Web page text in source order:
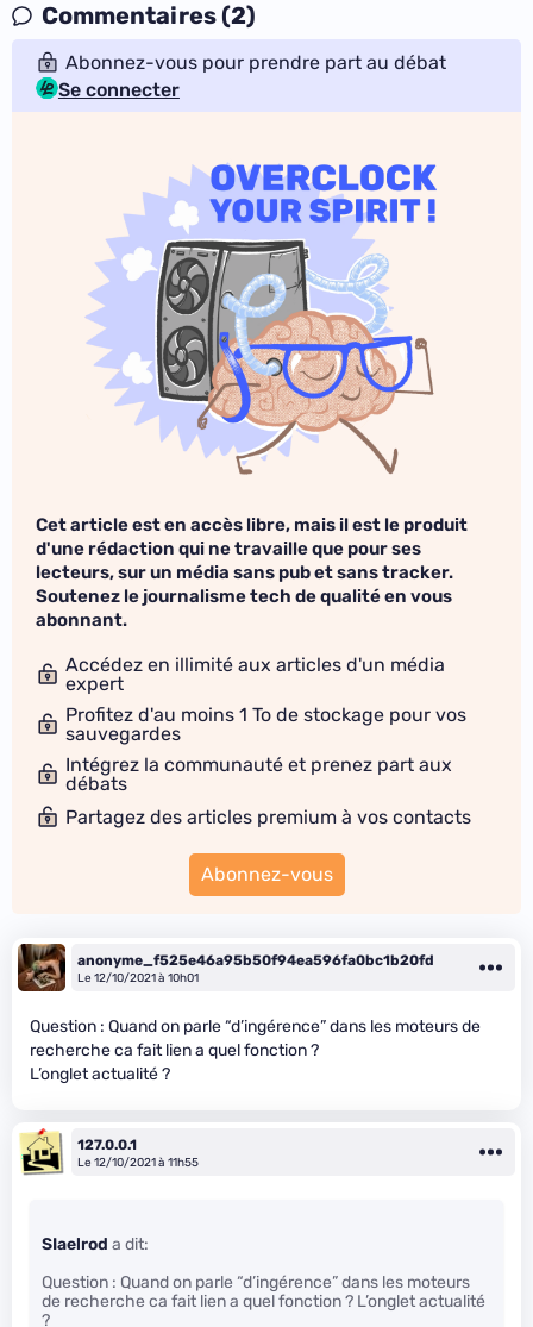
Commentaires (2)
Abonnez-vous pour prendre part au débat
Se connecter
Cet article est en accès libre, mais il est le produit
d'une rédaction qui ne travaille que pour ses
lecteurs, sur un média sans pub et sans tracker.
Soutenez le journalisme tech de qualité en vous
abonnant.
Accédez en illimité aux articles d'un média
expert
Profitez d'au moins 1 To de stockage pour vos
sauvegardes
Intégrez la communauté et prenez part aux
débats
Partagez des articles premium à vos contacts
Abonnez-vous
anonyme_f525e46a95b50f94ea596fa0bc1b20fd
Le 12/10/2021 à 10h01
Question : Quand on parle “d’ingérence” dans les moteurs de
recherche ca fait lien a quel fonction ?
L’onglet actualité ?
127.0.0.1
Le 12/10/2021 à 11h55
SIaelrod a dit:
Question : Quand on parle “d’ingérence” dans les moteurs
de recherche ca fait lien a quel fonction ? L’onglet actualité
?